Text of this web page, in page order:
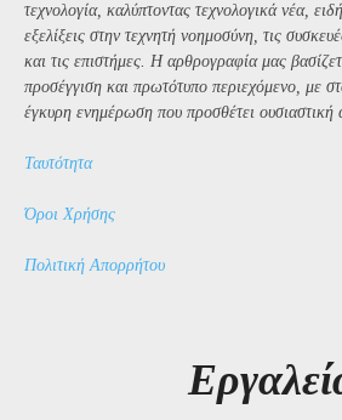
τεχνολογία, καλύπτοντας τεχνολογικά νέα,
εξελίξεις στην τεχνητή νοημοσύνη, τις
και τις επιστήμες. Η αρθρογραφία μας
προσέγγιση και πρωτότυπο περιεχόμενο, με
έγκυρη ενημέρωση που προσθέτει ουσιαστική
Ταυτότητα
Όροι Χρήσης
Πολιτική Απορρήτου